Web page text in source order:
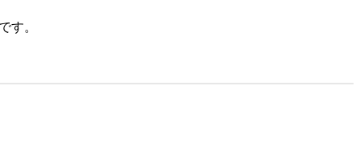
す。